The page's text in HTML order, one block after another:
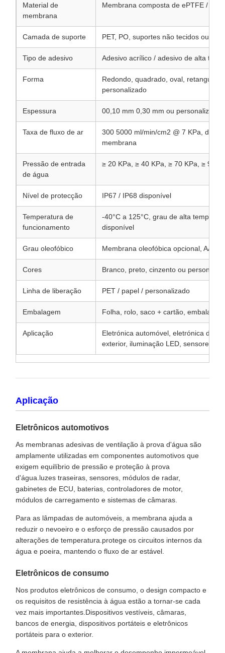
Material de
membrana
Membrana composta de ePTFE /
Camada de suporte PET, PO, suportes não tecidos ou
Tipo de adesivo Adesivo acrílico / adesivo de alta
Forma
Redondo, quadrado, oval, retangular,
personalizado
Espessura 00,10 mm 0,30 mm ou personalizado
Taxa de fluxo de ar
300 5000 ml/min/cm2 @ 7 KPa,
membrana
Pressão de entrada
de água
≥ 20 KPa, ≥ 40 KPa, ≥ 70 KPa, ≥ 90
Nível de protecção IP67 / IP68 disponível
Temperatura de
funcionamento
-40°C a 125°C, grau de alta
disponível
Grau oleofóbico Membrana oleofóbica opcional,
Cores Branco, preto, cinzento ou
Linha de liberação PET / papel / personalizado
Embalagem Folha, rolo, saco + cartão,
Aplicação
Eletrónica automóvel, eletrónica de
exterior, iluminação LED, sensores
Aplicação
Eletrônicos automotivos
As membranas adesivas de ventilação à prova d'água são
amplamente utilizadas em componentes automotivos que
exigem equilíbrio de pressão e proteção à prova
d'água.luzes traseiras, sensores, módulos de radar,
gabinetes de ECU, baterias, controladores de motor,
módulos de carregamento e sistemas de câmaras.
Para as lâmpadas de automóveis, a membrana ajuda a
reduzir o nevoeiro e o esforço de pressão causados por
alterações de temperatura.protege os circuitos internos da
água e poeira, mantendo o fluxo de ar estável.
Eletrônicos de consumo
Nos produtos eletrônicos de consumo, o design compacto e
os requisitos de resistência à água estão a tornar-se cada
vez mais importantes.Dispositivos vestíveis, câmaras,
bancos de energia, dispositivos portáteis e eletrônicos
portáteis para o exterior.